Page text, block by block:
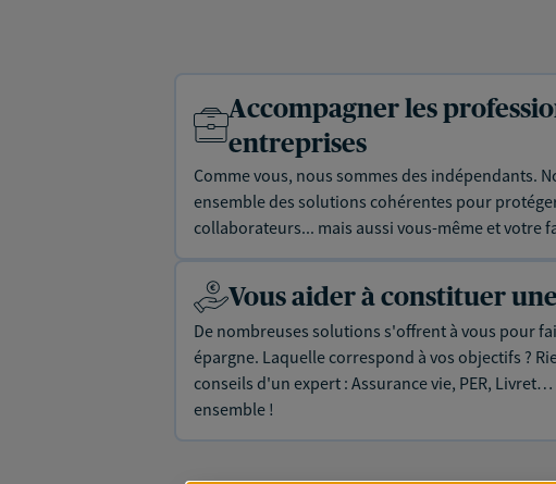
Accompagner les
entreprises
Comme vous, nous sommes des indépendants.
ensemble des solutions cohérentes pour
collaborateurs... mais aussi vous-même et votre
Vous aider à constituer
De nombreuses solutions s'offrent à vous pour
épargne. Laquelle correspond à vos objectifs ?
conseils d'un expert : Assurance vie, PER,
ensemble !